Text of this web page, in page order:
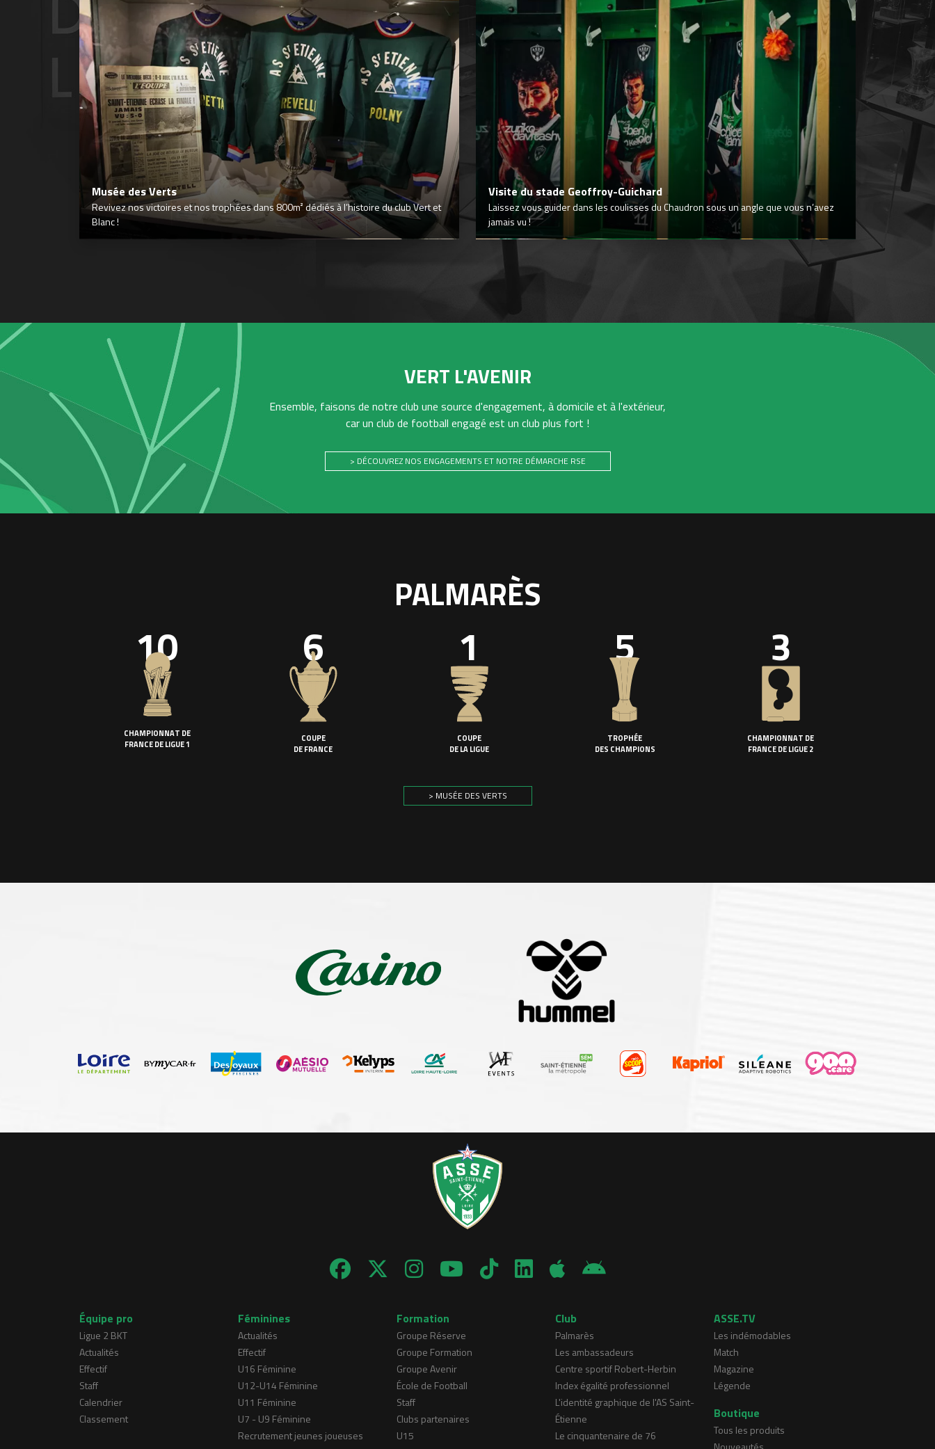
Musée des Verts
Revivez nos victoires et nos trophées dans 800m² dédiés à l’histoire du club Vert et
Blanc !
Visite du stade Geoffroy-Guichard
Laissez vous guider dans les coulisses du Chaudron sous un angle que vous n’avez
jamais vu !
VERT L'AVENIR
Ensemble, faisons de notre club une source d'engagement, à domicile et à l'extérieur,
car un club de football engagé est un club plus fort !
> DÉCOUVREZ NOS ENGAGEMENTS ET NOTRE DÉMARCHE RSE
PALMARÈS
10
CHAMPIONNAT DE
FRANCE DE LIGUE 1
6
COUPE
DE FRANCE
1
COUPE
DE LA LIGUE
5
TROPHÉE
DES CHAMPIONS
3
CHAMPIONNAT DE
FRANCE DE LIGUE 2
> MUSÉE DES VERTS
Équipe pro
Ligue 2 BKT
Actualités
Effectif
Staff
Calendrier
Classement
Féminines
Actualités
Effectif
U16 Féminine
U12-U14 Féminine
U11 Féminine
U7 - U9 Féminine
Recrutement jeunes joueuses
Formation
Groupe Réserve
Groupe Formation
Groupe Avenir
École de Football
Staff
Clubs partenaires
U15
Club
Palmarès
Les ambassadeurs
Centre sportif Robert-Herbin
Index égalité professionnel
L'identité graphique de l'AS Saint-
Étienne
Le cinquantenaire de 76
ASSE.TV
Les indémodables
Match
Magazine
Légende
Boutique
Tous les produits